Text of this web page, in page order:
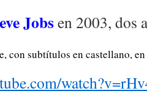
Jobsen 2003, dos
con subtítulos en castellano,